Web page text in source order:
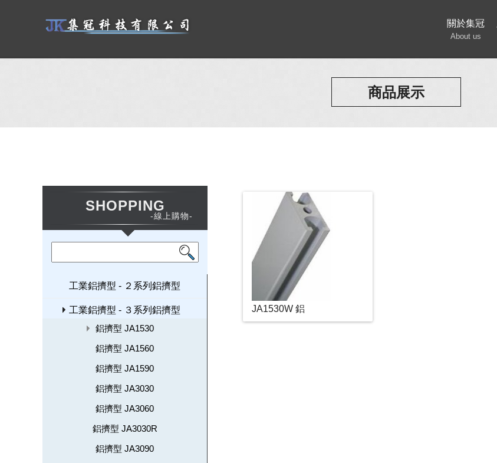
關於集冠
About us
商品展示
SHOPPING
-線上購物-
工業鋁擠型 - ２系列鋁擠型
工業鋁擠型 - ３系列鋁擠型
鋁擠型 JA1530
鋁擠型 JA1560
鋁擠型 JA1590
鋁擠型 JA3030
鋁擠型 JA3060
鋁擠型 JA3030R
鋁擠型 JA3090
JA1530W 鋁